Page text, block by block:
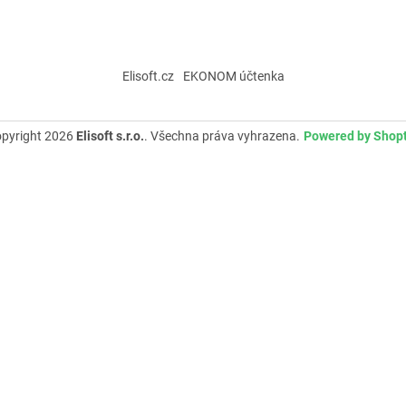
Elisoft.cz EKONOM účtenka
2026 Elisoft s.r.o.. Všechna práva vyhrazena. Powered by